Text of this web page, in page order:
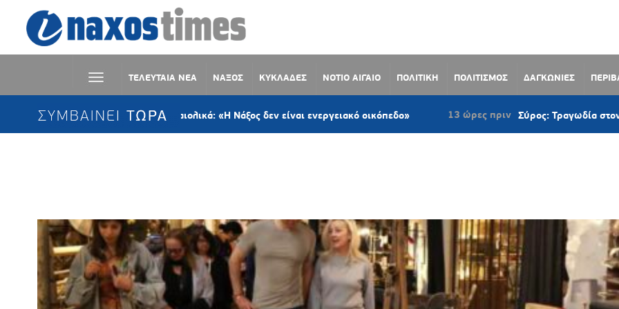
ΤΕΛΕΥΤΑΙΑ ΝΕΑ ΝΑΞΟΣ ΚΥΚΛΑΔΕΣ ΝΟΤΙΟ ΑΙΓΑΙΟ ΠΟΛΙΤΙΚΗ ΠΟΛΙΤΙΣΜΟΣ ΔΑΓΚΩΝΙΕΣ
ΣΥΜΒΑΙΝΕΙ ΤΩΡΑ
ΣΥΡΙΖΑ Νάξου για αιολικά: «Η Νάξος δεν είναι ενεργειακό οικόπεδο» 13 ώρες πριν Σύρος: Τραγωδία στον Γαλησσά –